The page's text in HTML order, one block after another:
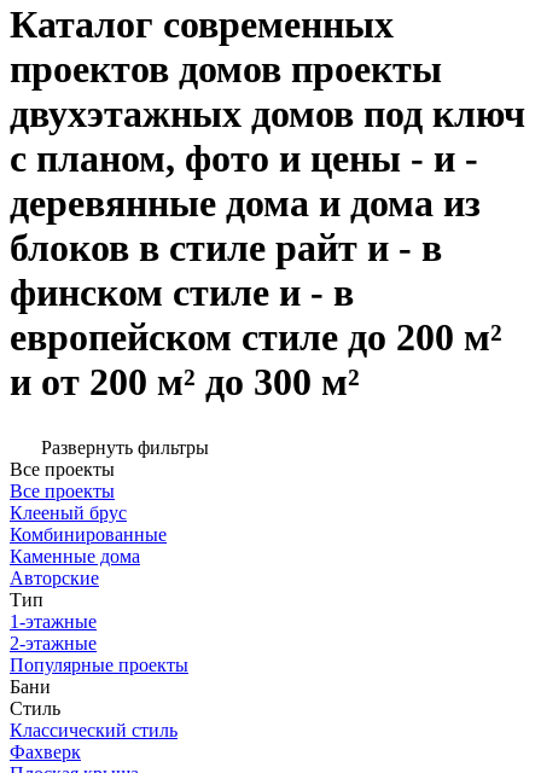
Каталог современных
проектов домов проекты
двухэтажных домов под ключ
с планом, фото и цены - и -
деревянные дома и дома из
блоков в стиле райт и - в
финском стиле и - в
европейском стиле до 200 м²
и от 200 м² до 300 м²
Развернуть фильтры
Все проекты
Все проекты
Клееный брус
Комбинированные
Каменные дома
Авторские
Тип
1-этажные
2-этажные
Популярные проекты
Бани
Стиль
Классический стиль
Фахверк